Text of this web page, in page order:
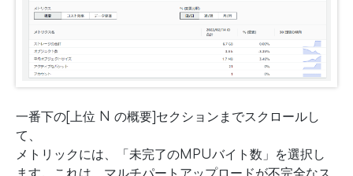
一番下の[上位 N の概要]セクションまでスクロールし
て、
メトリックには、「未完了のMPUバイト数」を選択し